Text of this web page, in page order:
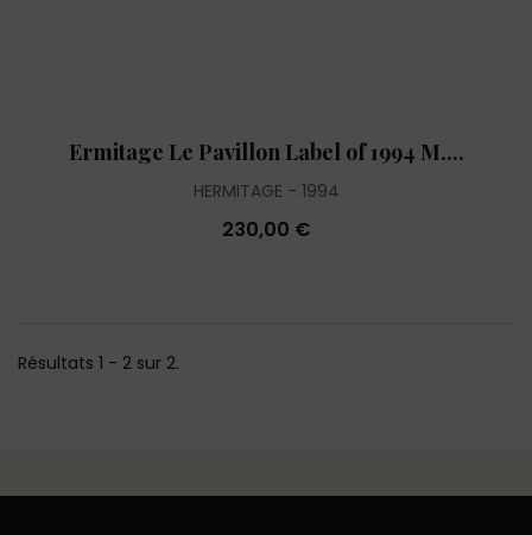
Ermitage Le Pavillon Label of 1994 M....
HERMITAGE 1994
230,00 €
Résultats 1 - 2 sur 2.